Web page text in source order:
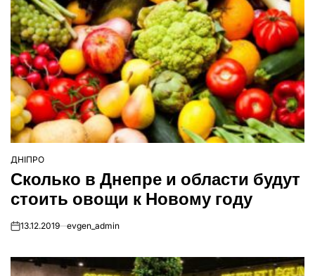
ОПУБЛІКУВАТИ
У
ДНІПРО
Сколько в Днепре и области будут
стоить овощи к Новому году
on13.12.2019 evgen_admin